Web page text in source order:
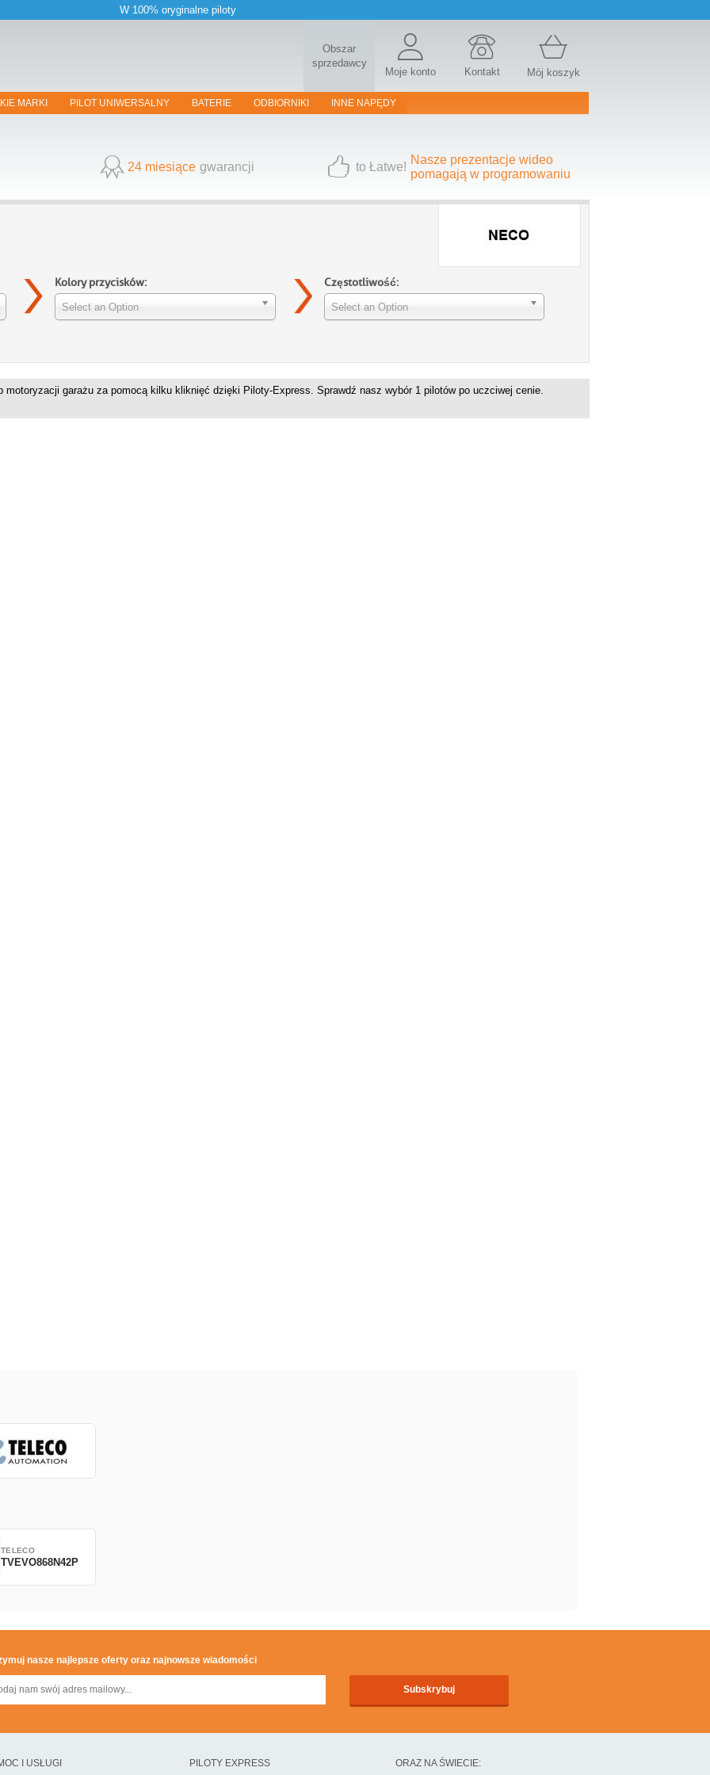
W 100% oryginalne piloty
Obszar
sprzedawcy
Moje konto Kontakt Mój koszyk
MARKI PILOT UNIWERSALNY BATERIE ODBIORNIKI INNE NAPĘDY
24 miesiące gwarancji to Łatwe!
Nasze prezentacje wideo
pomagają w programowaniu
Kolory przycisków:
Select an Option
Częstotliwość:
Select an Option
motoryzacji garażu za pomocą kilku kliknięć dzięki Piloty-Express. Sprawdź nasz wybór 1 pilotów po uczciwej cenie.
TELECO
TVEVO868N42P
nasze najlepsze oferty oraz najnowsze wiadomości
I USŁUGI PILOTY EXPRESS ORAZ NA ŚWIECIE: